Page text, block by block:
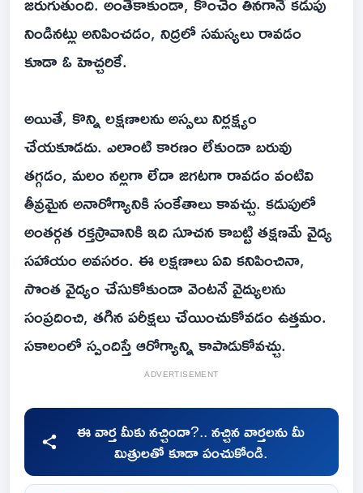
నిండినట్లు అనిపించడం, నిద్రలో సమస్యలు రావడం
కూడా ఓ హెచ్చరికే.
అయితే, కొన్ని లక్షణాలను అస్సలు నిర్లక్ష్యం
చేయకూడదు. ఎలాంటి కారణం లేకుండా బరువు
తగ్గడం, మలం నల్లగా లేదా జిగటగా రావడం వంటివి
తీవ్రమైన అనారోగ్యానికి సంకేతాలు కావచ్చు. కడుపులో
అంతర్గత రక్తస్రావానికి ఇది సూచన కాబట్టి తక్షణమే వైద్య
సహాయం అవసరం. ఈ లక్షణాలు ఏవి కనిపించినా,
సొంత వైద్యం చేసుకోకుండా వెంటనే వైద్యులను
సంప్రదించి, తగిన పరీక్షలు చేయించుకోవడం ఉత్తమం.
సకాలంలో స్పందిస్తే ఆరోగ్యాన్ని కాపాడుకోవచ్చు.
ADVERTISEMENT
ఈ వార్త మీకు నచ్చిందా?.. నచ్చిన వార్తలను మీ
మిత్రులతో కూడా పంచుకోండి.